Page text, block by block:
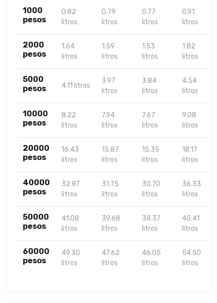
1000
pesos
0.82
litros
0.79
litros
0.77
litros
0.91
litros
2000
pesos
1.64
litros
1.59
litros
1.53
litros
1.82
litros
5000
pesos
4.11 litros
3.97
litros
3.84
litros
4.54
litros
10000
pesos
8.22
litros
7.94
litros
7.67
litros
9.08
litros
20000
pesos
16.43
litros
15.87
litros
15.35
litros
18.17
litros
40000
pesos
32.87
litros
31.75
litros
30.70
litros
36.33
litros
50000
pesos
41.08
litros
39.68
litros
38.37
litros
45.41
litros
60000
pesos
49.30
litros
47.62
litros
46.05
litros
54.50
litros